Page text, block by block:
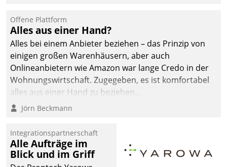
Offene Plattform
Alles aus einer Hand?
Alles bei einem Anbieter beziehen – das Prinzip von
einigen großen Warenhäusern, aber auch
Onlineanbietern wie Amazon war lange Credo in der
Wohnungswirtschaft. Zugegeben, es ist komfortabel
alles aus einer Hand zu beziehen...
Jörn Beckmann
Integrationspartnerschaft
Alle Aufträge im
Blick und im Griff